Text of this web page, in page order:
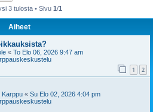
3 tulosta • Sivu 1/1
Aiheet
« To Elo 06, 2026 9:47 am
1 2
Karppu « Su Elo 02, 2026 4:04 pm